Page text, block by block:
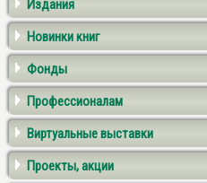
Издания
Новинки книг
Фонды
Профессионалам
Виртуальные выставки
Проекты, акции